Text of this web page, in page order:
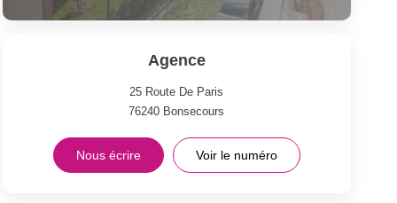
Agence
25 Route De Paris
76240 Bonsecours
Nous écrire Voir le numéro